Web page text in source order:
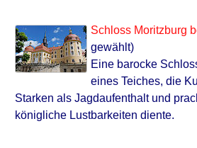
Schloss Moritzburg
gewählt)
Eine barocke
eines Teiches, die
Starken als Jagdaufenthalt und
königliche Lustbarkeiten diente.